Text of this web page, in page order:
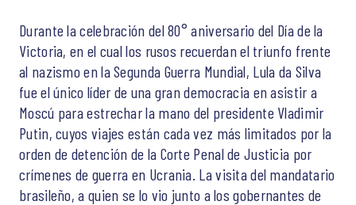
Durante la celebración del 80° aniversario del Día de la
Victoria, en el cual los rusos recuerdan el triunfo frente
al nazismo en la Segunda Guerra Mundial, Lula da Silva
fue el único líder de una gran democracia en asistir a
Moscú para estrechar la mano del presidente Vladimir
Putin, cuyos viajes están cada vez más limitados por la
orden de detención de la Corte Penal de Justicia por
crímenes de guerra en Ucrania. La visita del mandatario
brasileño, a quien se lo vio junto a los gobernantes de